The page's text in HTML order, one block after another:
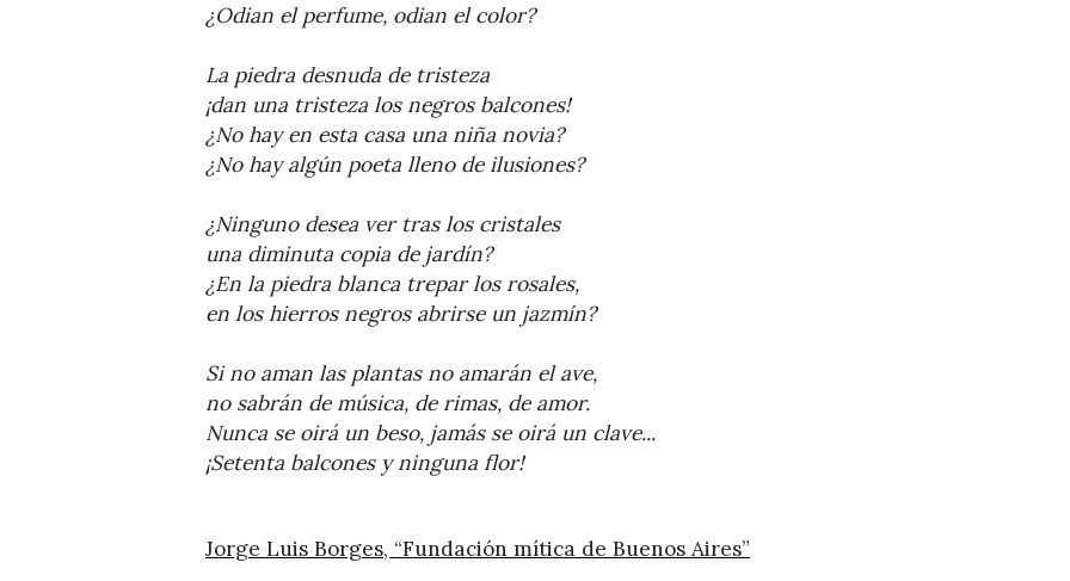
¿Odian el perfume, odian el color?
La piedra desnuda de tristeza
¡dan una tristeza los negros balcones!
¿No hay en esta casa una niña novia?
¿No hay algún poeta lleno de ilusiones?
¿Ninguno desea ver tras los cristales
una diminuta copia de jardín?
¿En la piedra blanca trepar los rosales,
en los hierros negros abrirse un jazmín?
Si no aman las plantas no amarán el ave,
no sabrán de música, de rimas, de amor.
Nunca se oirá un beso, jamás se oirá un clave...
¡Setenta balcones y ninguna flor!
Jorge Luis Borges, “Fundación mítica de Buenos Aires”